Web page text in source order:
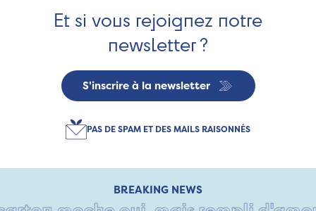
Et si vous rejoignez notre
newsletter ?
S'inscrire à la newsletter
PAS DE SPAM ET DES MAILS RAISONNÉS
BREAKING NEWS